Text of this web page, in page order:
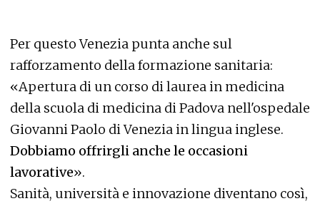
Per questo Venezia punta anche sul
rafforzamento della formazione sanitaria:
«Apertura di un corso di laurea in medicina
della scuola di medicina di Padova nell'ospedale
Giovanni Paolo di Venezia in lingua inglese.
Dobbiamo offrirgli anche le occasioni
lavorative».
Sanità, università e innovazione diventano così,